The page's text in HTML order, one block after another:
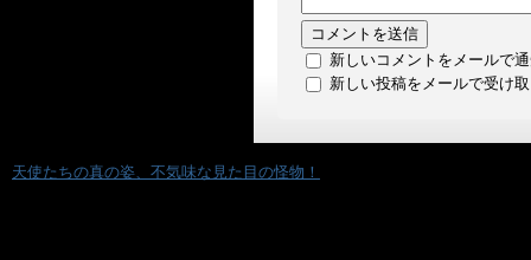
新しいコメントをメールで
新しい投稿をメールで受け
天使たちの真の姿、不気味な見た目の怪物！